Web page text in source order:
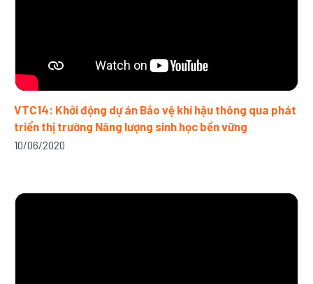
VTC14: Khởi động dự án Bảo vệ khí hậu thông qua phát
triển thị trường Năng lượng sinh học bền vững
10/06/2020